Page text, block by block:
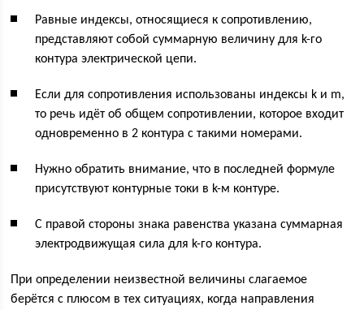
Равные индексы, относящиеся к сопротивлению,
представляют собой суммарную величину для k-го
контура электрической цепи.
Если для сопротивления использованы индексы k и m,
то речь идёт об общем сопротивлении, которое входит
одновременно в 2 контура с такими номерами.
Нужно обратить внимание, что в последней формуле
присутствуют контурные токи в k-м контуре.
С правой стороны знака равенства указана суммарная
электродвижущая сила для k-го контура.
При определении неизвестной величины слагаемое
берётся с плюсом в тех ситуациях, когда направления